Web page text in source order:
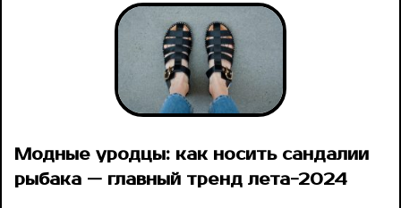
Модные уродцы: как носить сандалии
рыбака — главный тренд лета-2024